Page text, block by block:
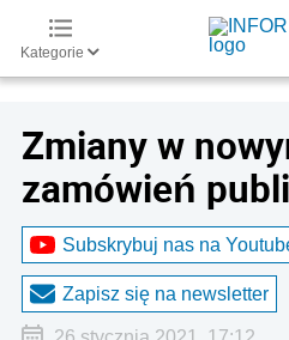
Kategorie
Zmiany w
zamówień
Subskrybuj nas na
Zapisz się na newsletter